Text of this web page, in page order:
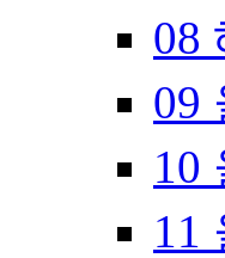
08
09
10
11